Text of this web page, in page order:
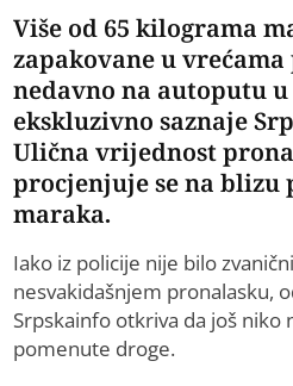
Više od 65 kilograma
zapakovane u
nedavno na autoputu
ekskluzivno saznaje
Ulična vrijednost
procjenjuje se na blizu
maraka.
Iako iz policije nije bilo
nesvakidašnjem pronalasku,
Srpskainfo otkriva da još niko
pomenute droge.